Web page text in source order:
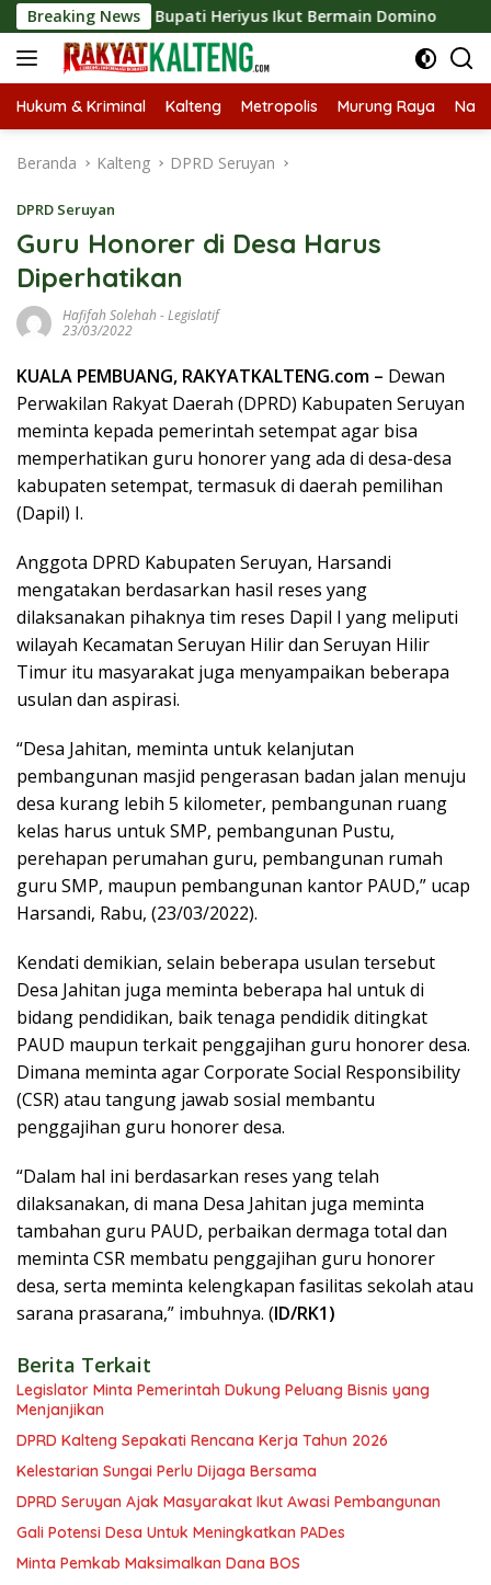
Langsung
ke
konten
Breaking News
2026, Bupati Heriyus Ikut Bermain Domino
Hukum & Kriminal Kalteng Metropolis Murung Raya
Beranda Kalteng DPRD Seruyan
DPRD Seruyan
Guru Honorer di Desa Harus
Diperhatikan
Hafifah Solehah -Legislatif
23/03/2022
KUALA PEMBUANG, RAKYATKALTENG.com – Dewan
Perwakilan Rakyat Daerah (DPRD) Kabupaten Seruyan
meminta kepada pemerintah setempat agar bisa
memperhatikan guru honorer yang ada di desa-desa
kabupaten setempat, termasuk di daerah pemilihan
(Dapil) I.
Anggota DPRD Kabupaten Seruyan, Harsandi
mengatakan berdasarkan hasil reses yang
dilaksanakan pihaknya tim reses Dapil I yang meliputi
wilayah Kecamatan Seruyan Hilir dan Seruyan Hilir
Timur itu masyarakat juga menyampaikan beberapa
usulan dan aspirasi.
“Desa Jahitan, meminta untuk kelanjutan
pembangunan masjid pengerasan badan jalan menuju
desa kurang lebih 5 kilometer, pembangunan ruang
kelas harus untuk SMP, pembangunan Pustu,
perehapan perumahan guru, pembangunan rumah
guru SMP, maupun pembangunan kantor PAUD,” ucap
Harsandi, Rabu, (23/03/2022).
Kendati demikian, selain beberapa usulan tersebut
Desa Jahitan juga meminta beberapa hal untuk di
bidang pendidikan, baik tenaga pendidik ditingkat
PAUD maupun terkait penggajihan guru honorer desa.
Dimana meminta agar Corporate Social Responsibility
(CSR) atau tangung jawab sosial membantu
penggajihan guru honorer desa.
“Dalam hal ini berdasarkan reses yang telah
dilaksanakan, di mana Desa Jahitan juga meminta
tambahan guru PAUD, perbaikan dermaga total dan
meminta CSR membatu penggajihan guru honorer
desa, serta meminta kelengkapan fasilitas sekolah atau
sarana prasarana,” imbuhnya. (ID/RK1)
Berita Terkait
Legislator Minta Pemerintah Dukung Peluang Bisnis yang
Menjanjikan
DPRD Kalteng Sepakati Rencana Kerja Tahun 2026
Kelestarian Sungai Perlu Dijaga Bersama
DPRD Seruyan Ajak Masyarakat Ikut Awasi Pembangunan
Gali Potensi Desa Untuk Meningkatkan PADes
Minta Pemkab Maksimalkan Dana BOS